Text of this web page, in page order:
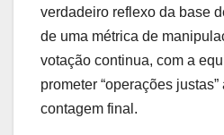
verdadeiro reflexo da base
de uma métrica de
votação continua, com a
prometer “operações
contagem final.